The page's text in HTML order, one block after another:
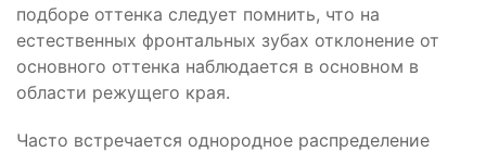
подборе оттенка следует помнить, что на
естественных фронтальных зубах отклонение от
основного оттенка наблюдается в основном в
области режущего края.
Часто встречается однородное распределение